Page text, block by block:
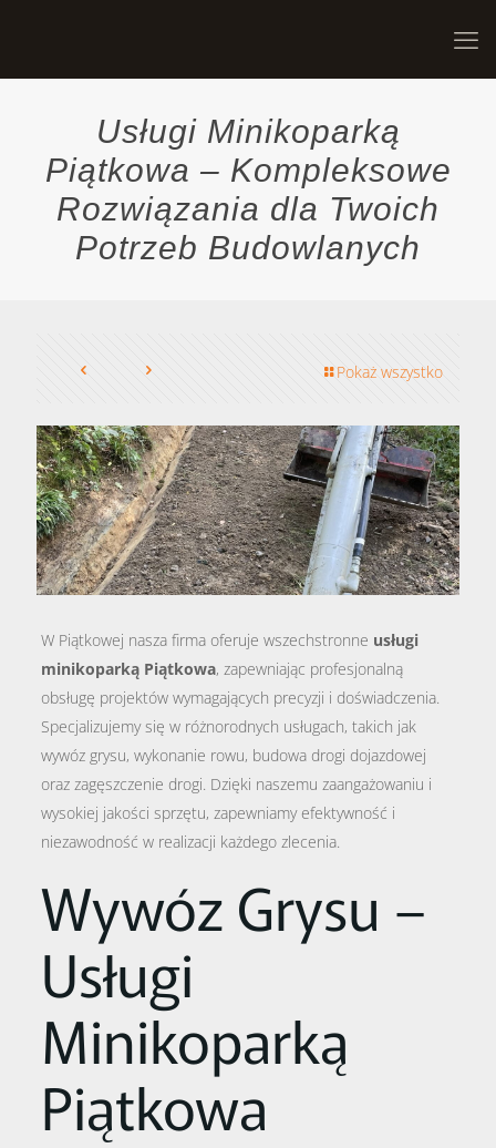
Usługi Minikoparką
Piątkowa – Kompleksowe
Rozwiązania dla Twoich
Potrzeb Budowlanych
Pokaż wszystko
W Piątkowej nasza firma oferuje wszechstronne usługi
minikoparką Piątkowa, zapewniając profesjonalną
obsługę projektów wymagających precyzji i doświadczenia.
Specjalizujemy się w różnorodnych usługach, takich jak
wywóz grysu, wykonanie rowu, budowa drogi dojazdowej
oraz zagęszczenie drogi. Dzięki naszemu zaangażowaniu i
wysokiej jakości sprzętu, zapewniamy efektywność i
niezawodność w realizacji każdego zlecenia.
Wywóz Grysu –
Usługi
Minikoparką
Piątkowa